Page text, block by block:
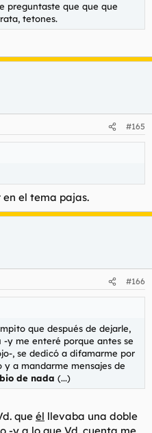
preguntaste que que que
tetones.
#165
el tema pajas.
#166
que después de dejarle,
-y me enteré porque antes se
, se dedicó a difamarme por
a mandarme mensajes de
de nada (...)
que él llevaba una doble
-y a lo que Vd. cuenta me